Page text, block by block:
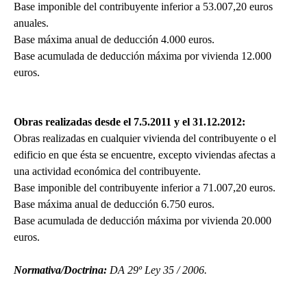
Base imponible del contribuyente inferior a 53.007,20 euros
anuales.
Base máxima anual de deducción 4.000 euros.
Base acumulada de deducción máxima por vivienda 12.000
euros.
Obras realizadas desde el 7.5.2011 y el 31.12.2012:
Obras realizadas en cualquier vivienda del contribuyente o el
edificio en que ésta se encuentre, excepto viviendas afectas a
una actividad económica del contribuyente.
Base imponible del contribuyente inferior a 71.007,20 euros.
Base máxima anual de deducción 6.750 euros.
Base acumulada de deducción máxima por vivienda 20.000
euros.
Normativa/Doctrina: DA 29º Ley 35 / 2006.